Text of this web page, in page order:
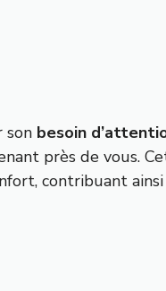
son besoin
près de vous.
contribuant